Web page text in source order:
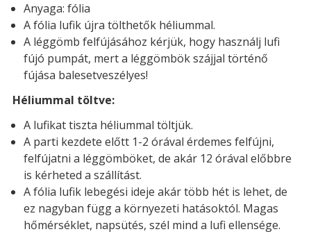
Anyaga: fólia
A fólia lufik újra tölthetők héliummal.
A léggömb felfújásához kérjük, hogy használj lufi
fújó pumpát, mert a léggömbök szájjal történő
fújása balesetveszélyes!
Héliummal töltve:
A lufikat tiszta héliummal töltjük.
A parti kezdete előtt 1-2 órával érdemes felfújni,
felfújatni a léggömböket, de akár 12 órával előbbre
is kérheted a szállítást.
A fólia lufik lebegési ideje akár több hét is lehet, de
ez nagyban függ a környezeti hatásoktól. Magas
hőmérséklet, napsütés, szél mind a lufi ellensége.